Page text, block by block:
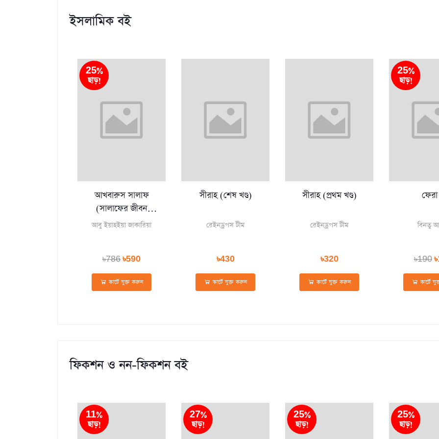
ইসলামিক বই
25%
ছাড়!
আখবারুস সালাফ
(সালাফের জীবন
যেমন)
আবু ইয়াহইয়া জাকারিয়া
৳786৳590
কার্টে যুক্ত করুন
সীরাহ (শেষ খণ্ড)
রেইনড্রপস টীম
৳430
কার্টে যুক্ত করুন
সীরাহ (প্রথম খণ্ড)
রেইনড্রপস টীম
৳320
কার্টে যুক্ত করুন
25%
ছাড়!
বিনতু
৳190
কার্টে
ফিকশন ও নন-ফিকশন বই
11%
ছাড়!
27%
ছাড়!
25%
ছাড়!
25%
ছাড়!